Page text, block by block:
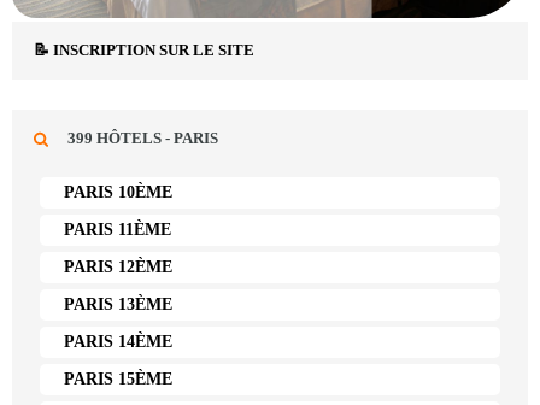
📝 INSCRIPTION SUR LE SITE
399 HÔTELS - PARIS
PARIS 10ÈME
PARIS 11ÈME
PARIS 12ÈME
PARIS 13ÈME
PARIS 14ÈME
PARIS 15ÈME